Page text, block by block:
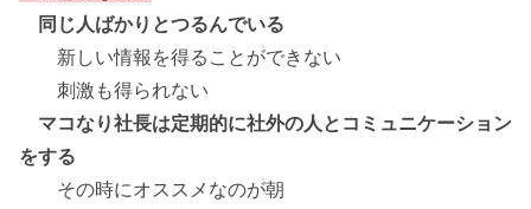
同じ人ばかりとつるんでいる
新しい情報を得ることができない
刺激も得られない
マコなり社長は定期的に社外の人とコミュニケーション
をする
その時にオススメなのが朝